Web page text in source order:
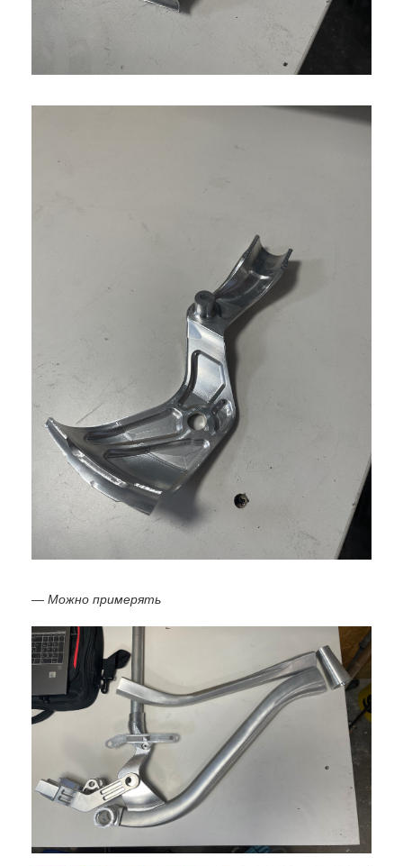
— Можно примерять